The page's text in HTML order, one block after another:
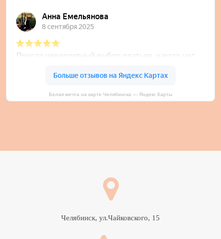
Белая мечта на карте Челябинска — Яндекс Карты
Челябинск, ул.Чайковского, 15